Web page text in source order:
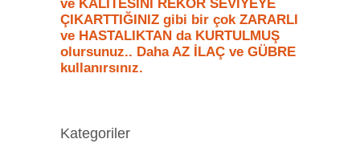
ve KALİTESİNİ REKOR SEVİYEYE
ÇIKARTTIĞINIZ gibi bir çok ZARARLI
ve HASTALIKTAN da KURTULMUŞ
olursunuz.. Daha AZ İLAÇ ve GÜBRE
kullanırsınız.
Kategoriler